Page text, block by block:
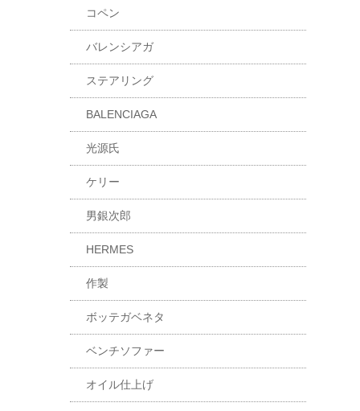
コペン
バレンシアガ
ステアリング
BALENCIAGA
光源氏
ケリー
男銀次郎
HERMES
作製
ボッテガベネタ
ベンチソファー
オイル仕上げ